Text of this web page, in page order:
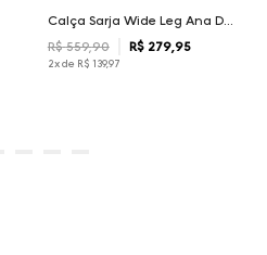
Calça Sarja Wide Leg Ana Dudalina Feminina
R$ 559,90 R$ 279, 95
2x de R$ 139,97